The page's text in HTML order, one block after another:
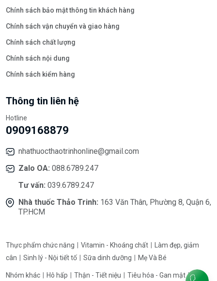
Chính sách bảo mật thông tin khách hàng
Chính sách vận chuyển và giao hàng
Chính sách chất lượng
Chính sách nội dung
Chính sách kiểm hàng
Thông tin liên hệ
Hotline
0909168879
nhathuocthaotrinhonline@gmail.com
Zalo OA: 088.6789.247
Tư vấn: 039.6789.247
Nhà thuốc Thảo Trinh: 163 Văn Thân, Phường 8, Quận 6,
TP.HCM
Thực phẩm chức năng Vitamin - Khoáng chất
Làm đẹp, giảm
cân
Sinh lý - Nội tiết tố Sữa dinh dưỡng Mẹ Và Bé
Nhóm khác Hô hấp Thận - Tiết niệu Tiêu hóa - Gan mật Tẩy